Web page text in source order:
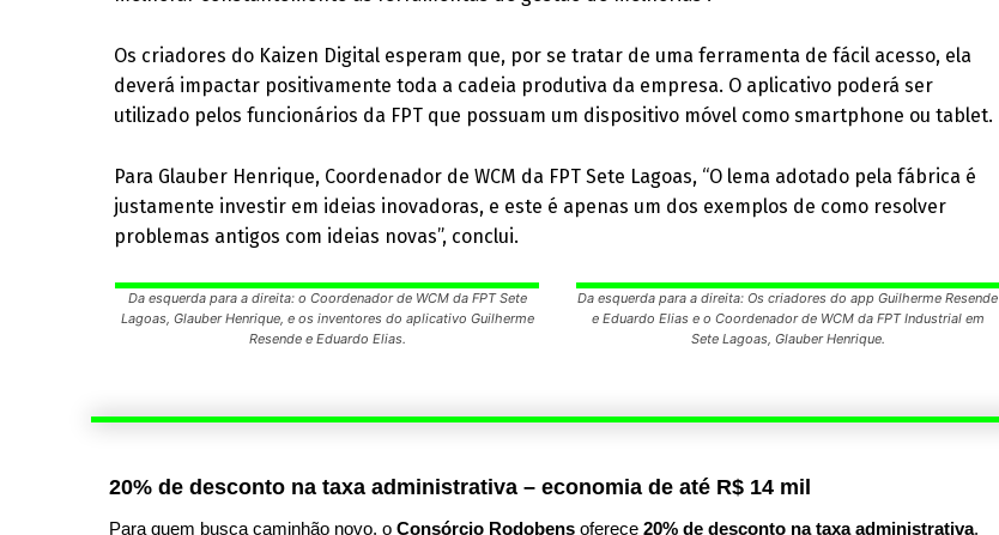
Os criadores do Kaizen Digital esperam que, por se tratar de uma ferramenta de fácil acesso, ela
deverá impactar positivamente toda a cadeia produtiva da empresa. O aplicativo poderá ser
utilizado pelos funcionários da FPT que possuam um dispositivo móvel como smartphone ou tablet.
Para Glauber Henrique, Coordenador de WCM da FPT Sete Lagoas, “O lema adotado pela fábrica é
justamente investir em ideias inovadoras, e este é apenas um dos exemplos de como resolver
problemas antigos com ideias novas”, conclui.
Da esquerda para a direita: o Coordenador de WCM da FPT Sete
Lagoas, Glauber Henrique, e os inventores do aplicativo Guilherme
Resende e Eduardo Elias.
Da esquerda para a direita: Os criadores do app Guilherme Resende
e Eduardo Elias e o Coordenador de WCM da FPT Industrial em
Sete Lagoas, Glauber Henrique.
20% de desconto na taxa administrativa – economia de até R$ 14 mil
Para quem busca caminhão novo, o Consórcio Rodobens oferece 20% de desconto na taxa administrativa.